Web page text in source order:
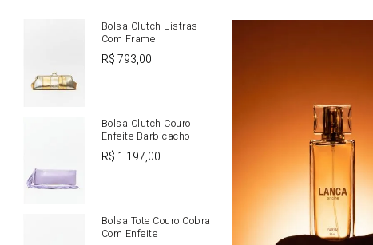
Bolsa Clutch Listras
Com Frame
R$793,00
Bolsa Clutch Couro
Enfeite Barbicacho
R$ 1.197,00
Bolsa Tote Couro Cobra
Com Enfeite